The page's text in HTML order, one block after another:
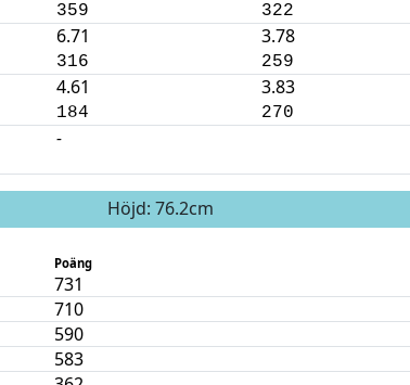
359 322
6.71
316
3.78
259
4.61
184
3.83
270
-
Höjd: 76.2cm
Poäng
731
710
590
583